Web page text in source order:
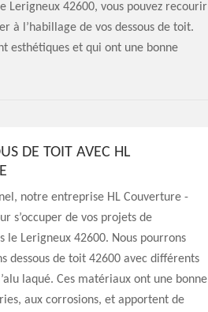
Lerigneux 42600, vous pouvez recourir
à l’habillage de vos dessous de toit.
esthétiques et qui ont une bonne
DE TOIT AVEC HL
notre entreprise HL Couverture -
s’occuper de vos projets de
le Lerigneux 42600. Nous pourrons
dessous de toit 42600 avec différents
laqué. Ces matériaux ont une bonne
aux corrosions, et apportent de